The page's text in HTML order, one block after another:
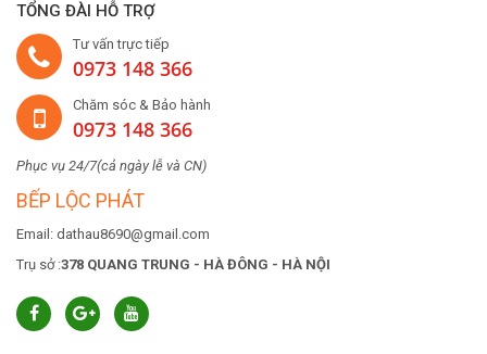
TỔNG ĐÀI HỖ TRỢ
Tư vấn trực tiếp
0973 148 366
Chăm sóc & Bảo hành
0973 148 366
Phục vụ 24/7(cả ngày lễ và CN)
BẾP LỘC PHÁT
Email: dathau8690@gmail.com
Trụ sở :378 QUANG TRUNG - HÀ ĐÔNG - HÀ NỘI